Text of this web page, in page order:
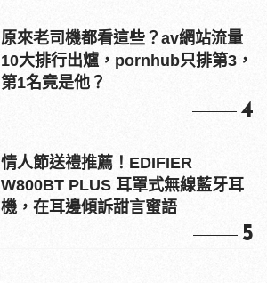
原來老司機都看這些？av網站流量
10大排行出爐，pornhub只排第3，
第1名竟是他？
4
情人節送禮推薦！EDIFIER
W800BT PLUS 耳罩式無線藍牙耳
機，在耳邊傾訴甜言蜜語
5